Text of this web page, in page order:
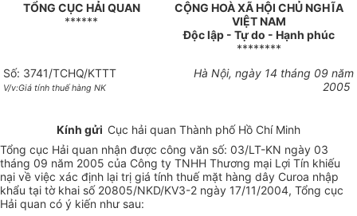
TỔNG CỤC HẢI QUAN
******
CỘNG HOÀ XÃ HỘI CHỦ NGHĨA
VIỆT NAM
Độc lập - Tự do - Hạnh phúc
********
Số: 3741/TCHQ/KTTT
V/v:Giá tính thuế hàng NK
Hà Nội, ngày 14 tháng 09 năm
2005
Kính gửi Cục hải quan Thành phố Hồ Chí Minh
Tổng cục Hải quan nhận được công văn số: 03/LT-KN ngày 03
tháng 09 năm 2005 của Công ty TNHH Thương mại Lợi Tín khiếu
nại về việc xác định lại trị giá tính thuế mặt hàng dây Curoa nhập
khẩu tại tờ khai số 20805/NKD/KV3-2 ngày 17/11/2004, Tổng cục
Hải quan có ý kiến như sau: